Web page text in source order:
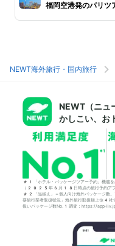
福岡空港発のパリツ
NEWT海外旅行・国内旅行
NEWT（ニュ
かしこい、お
*1「ホテル・パッケージツアー予約」機能を
（2025年6月18日時点の旅行予約アプ
*2「品揃え」＝個人向け海外パッケー
要旅行業者取扱状況」海外旅行取扱額上位4社
扱いパッケージ数No.1調査：https://